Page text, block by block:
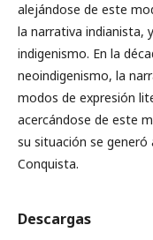
alejándose de este
la narrativa indianista,
indigenismo. En la
neoindigenismo, la
modos de expresión
acercándose de este
su situación se
Conquista.
Descargas